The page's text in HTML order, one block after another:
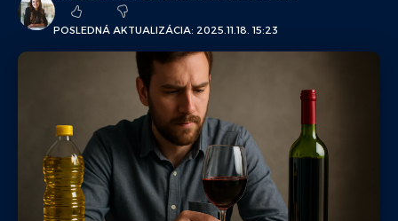
POSLEDNÁ AKTUALIZÁCIA: 2025.11.18. 15:23